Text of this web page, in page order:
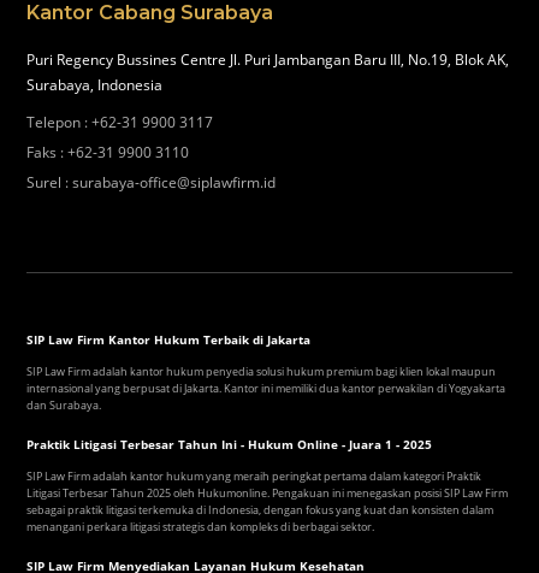
Kantor Cabang Surabaya
Puri Regency Bussines Centre Jl. Puri Jambangan Baru III, No.19, Blok AK,
Surabaya, Indonesia
Telepon :+62-31 9900 3117
Faks :+62-31 9900 3110
Surel :surabaya-office@siplawfirm.id
SIP Law Firm Kantor Hukum Terbaik di Jakarta
SIP Law Firm adalah kantor hukum penyedia solusi hukum premium bagi klien lokal maupun
internasional yang berpusat di Jakarta. Kantor ini memiliki dua kantor perwakilan di Yogyakarta
dan Surabaya.
Praktik Litigasi Terbesar Tahun Ini - Hukum Online - Juara 1 - 2025
SIP Law Firm adalah kantor hukum yang meraih peringkat pertama dalam kategori Praktik
Litigasi Terbesar Tahun 2025 oleh Hukumonline. Pengakuan ini menegaskan posisi SIP Law Firm
sebagai praktik litigasi terkemuka di Indonesia, dengan fokus yang kuat dan konsisten dalam
menangani perkara litigasi strategis dan kompleks di berbagai sektor.
SIP Law Firm Menyediakan Layanan Hukum Kesehatan